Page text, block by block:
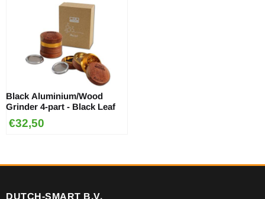
Black Aluminium/Wood
Grinder 4-part - Black Leaf
€32,50
DUTCH-SMART B.V.